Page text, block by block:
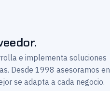
e implementa soluciones
Desde 1998 asesoramos en
se adapta a cada negocio.